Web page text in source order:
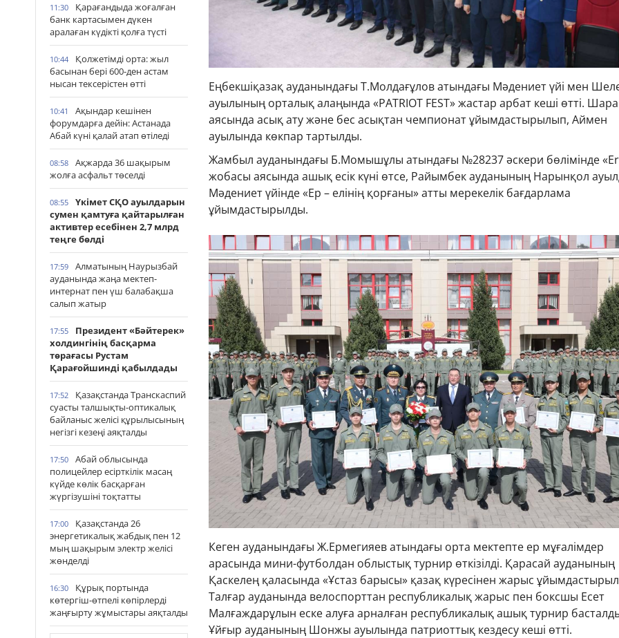
11:30
Қарағандыда жоғалған
банк картасымен дүкен
аралаған күдікті қолға түсті
10:44
Қолжетімді орта: жыл
басынан бері 600-ден астам
нысан тексерістен өтті
10:41
Ақындар кешінен
форумдарға дейін: Астанада
Абай күні қалай атап өтіледі
08:58
Ақжарда 36 шақырым
жолға асфальт төселді
08:55
Үкімет СҚО ауылдарын
сумен қамтуға қайтарылған
активтер есебінен 2,7 млрд
теңге бөлді
17:59
Алматының Наурызбай
ауданында жаңа мектеп-
интернат пен үш балабақша
салып жатыр
17:55
Президент «Бәйтерек»
холдингінің басқарма
төрағасы Рустам
Қарағойшинді қабылдады
17:52
Қазақстанда Транскаспий
суасты талшықты-оптикалық
байланыс желісі құрылысының
негізгі кезеңі аяқталды
17:50
Абай облысында
полицейлер есірткілік масаң
күйде көлік басқарған
жүргізушіні тоқтатты
17:00
Қазақстанда 26
энергетикалық жабдық пен 12
мың шақырым электр желісі
жөнделді
16:30
Құрық портында
көтергіш-өтпелі көпірлерді
жаңғырту жұмыстары аяқталды
Еңбекшіқазақ ауданындағы Т.Молдағұлов атындағы Мәдениет үйі мен
ауылының орталық алаңында «PATRIOT FEST» жастар арбат кеші өтті. Шара
аясында асық ату және бес асықтан чемпионат ұйымдастырылып, Аймен
ауылында көкпар тартылды.
Жамбыл ауданындағы Б.Момышұлы атындағы №28237 әскери бөлімінде
жобасы аясында ашық есік күні өтсе, Райымбек ауданының Нарынқол
Мәдениет үйінде «Ер – елінің қорғаны» атты мерекелік бағдарлама
ұйымдастырылды.
Кеген ауданындағы Ж.Ермегияев атындағы орта мектепте ер мұғалімдер
арасында мини-футболдан облыстық турнир өткізілді. Қарасай ауданының
Қаскелең қаласында «Ұстаз барысы» қазақ күресінен жарыс
Талғар ауданында велоспорттан республикалық жарыс пен боксшы Есет
Малғаждарұлын еске алуға арналған республикалық ашық турнир
Ұйғыр ауданының Шонжы ауылында патриоттық кездесу кеші өтті.